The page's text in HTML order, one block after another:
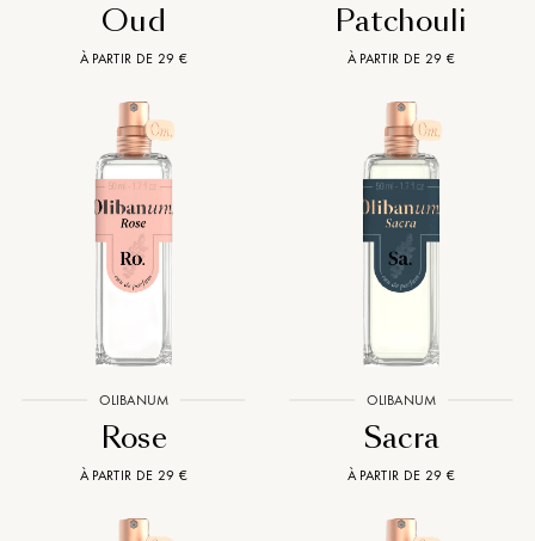
Oud
À PARTIR DE 29 €
Patchouli
À PARTIR DE 29 €
OLIBANUM
Rose
À PARTIR DE 29 €
OLIBANUM
Sacra
À PARTIR DE 29 €